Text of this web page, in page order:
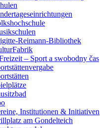
Reimann-Bibliothek
– Sport a swobodny čas
Institutionen & Initiativen
am Gondelteich